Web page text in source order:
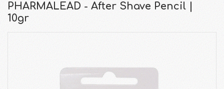
PHARMALEAD - After Shave Pencil |
10gr